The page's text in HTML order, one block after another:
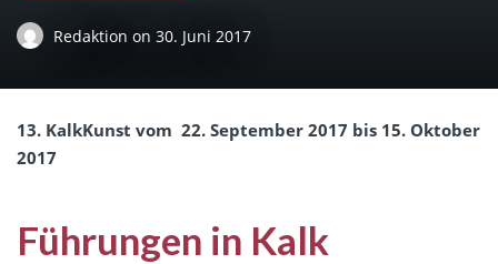
Redaktion on 30. Juni 2017
13. KalkKunst vom 22. September 2017 bis 15. Oktober
2017
Führungen in Kalk